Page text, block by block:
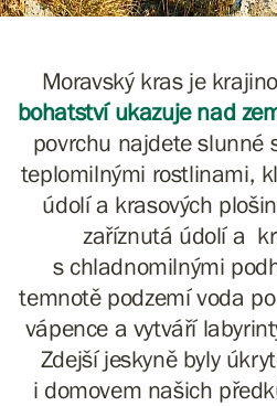
Moravský kras je
bohatství ukazuje nad
povrchu najdete slunné
teplomilnými rostlinami,
údolí a krasových
zaříznutá údolí a
s chladnomilnými
temnotě podzemí voda
vápence a vytváří
Zdejší jeskyně byly
i domovem našich